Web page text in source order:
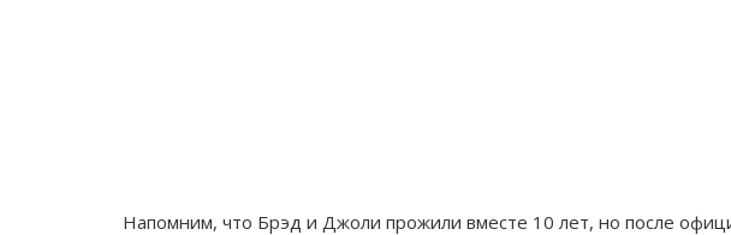
Напомним, что Брэд и Джоли прожили вместе 10 лет, но после